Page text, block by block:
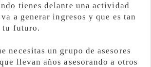
tienes delante una actividad
a generar ingresos y que es tan
tu futuro.
necesitas un grupo de asesores
llevan años asesorando a otros